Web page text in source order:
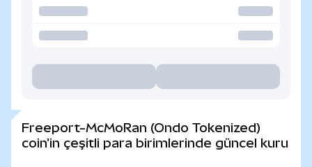
Freeport-McMoRan (Ondo Tokenized)
coin'in çeşitli para birimlerinde güncel kuru